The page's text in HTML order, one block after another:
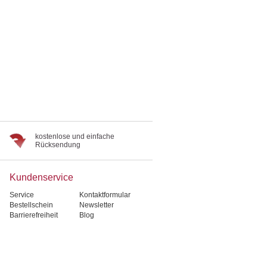
kostenlose und einfache
Rücksendung
Kundenservice
Service
Kontaktformular
Bestellschein
Newsletter
Barrierefreiheit
Blog